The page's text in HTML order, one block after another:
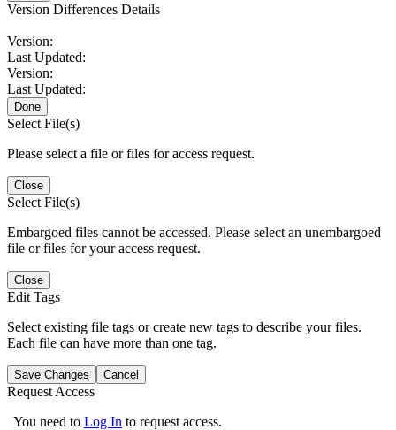
Version Differences Details
Version:
Last Updated:
Version:
Last Updated:
Done
Select File(s)
Please select a file or files for access request.
Close
Select File(s)
Embargoed files cannot be accessed. Please select an unembargoed
file or files for your access request.
Close
Edit Tags
Select existing file tags or create new tags to describe your files.
Each file can have more than one tag.
Save Changes Cancel
Request Access
You need to Log In to request access.